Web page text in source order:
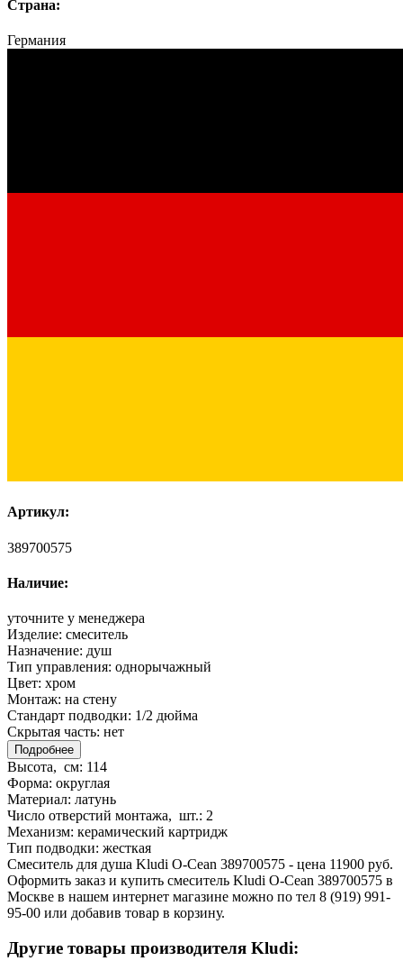
Страна:
Германия
Артикул:
389700575
Наличие:
уточните у менеджера
Изделие: смеситель
Назначение: душ
Тип управления: однорычажный
Цвет: хром
Монтаж: на стену
Стандарт подводки: 1/2 дюйма
Скрытая часть: нет
Подробнее
Высота, см: 114
Форма: округлая
Материал: латунь
Число отверстий монтажа, шт.: 2
Механизм: керамический картридж
Тип подводки: жесткая
Смеситель для душа Kludi O-Cean 389700575 - цена 11900 руб.
Оформить заказ и купить смеситель Kludi O-Cean 389700575 в
Москве в нашем интернет магазине можно по тел 8 (919) 991-
95-00 или добавив товар в корзину.
Другие товары производителя Kludi: